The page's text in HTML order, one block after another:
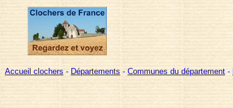
Accueil clochers - Départements - Communes du département -